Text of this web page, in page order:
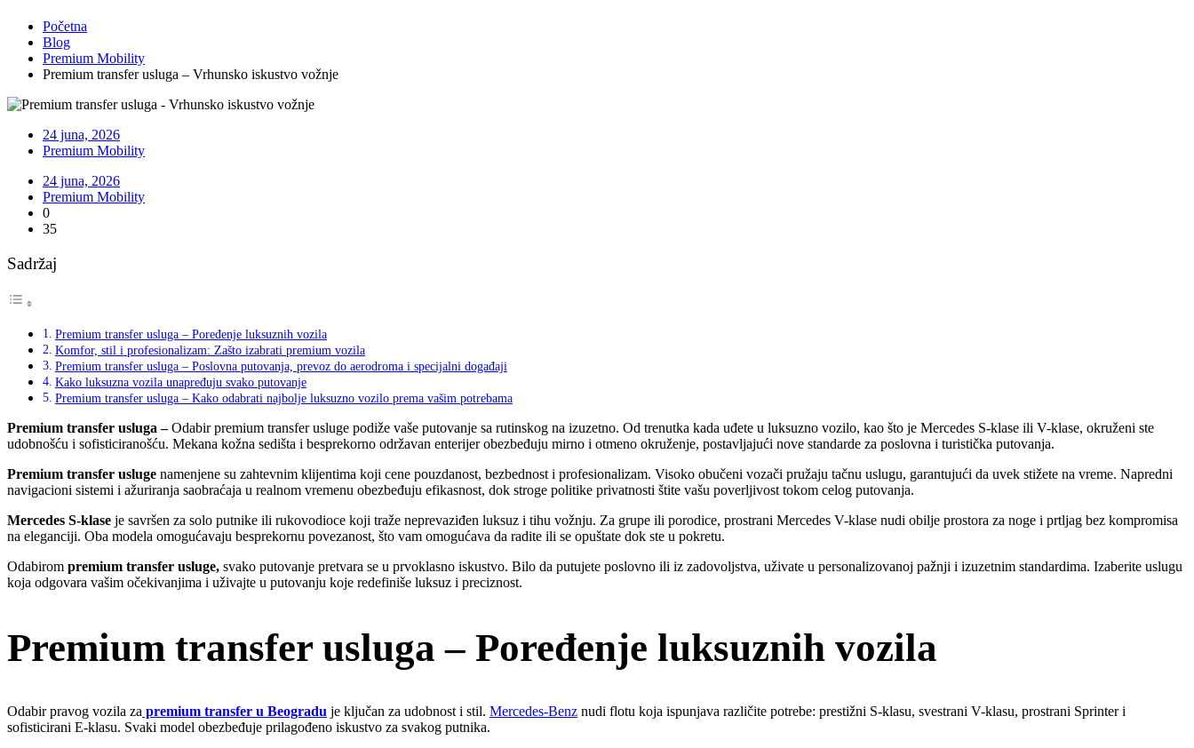
Početna
Blog
Premium Mobility
Premium transfer usluga – Vrhunsko iskustvo vožnje
24 juna, 2026
Premium Mobility
24 juna, 2026
Premium Mobility
0
35
Sadržaj
Premium transfer usluga – Poređenje luksuznih vozila
Komfor, stil i profesionalizam: Zašto izabrati premium vozila
Premium transfer usluga – Poslovna putovanja, prevoz do aerodroma i specijalni događaji
Kako luksuzna vozila unapređuju svako putovanje
Premium transfer usluga – Kako odabrati najbolje luksuzno vozilo prema vašim potrebama
Premium transfer usluga –Odabir premium transfer usluge podiže vaše putovanje sa rutinskog na izuzetno. Od trenutka kada uđete u luksuzno vozilo, kao što je Mercedes S-klase ili V-klase, okruženi ste
udobnošću i sofisticiranošću. Mekana kožna sedišta i besprekorno održavan enterijer obezbeđuju mirno i otmeno okruženje, postavljajući nove standarde za poslovna i turistička putovanja.
Premium transfer usluge namenjene su zahtevnim klijentima koji cene pouzdanost, bezbednost i profesionalizam. Visoko obučeni vozači pružaju tačnu uslugu, garantujući da uvek stižete na vreme. Napredni
navigacioni sistemi i ažuriranja saobraćaja u realnom vremenu obezbeđuju efikasnost, dok stroge politike privatnosti štite vašu poverljivost tokom celog putovanja.
Mercedes S-klase je savršen za solo putnike ili rukovodioce koji traže neprevaziđen luksuz i tihu vožnju. Za grupe ili porodice, prostrani Mercedes V-klase nudi obilje prostora za noge i prtljag bez kompromisa
na eleganciji. Oba modela omogućavaju besprekornu povezanost, što vam omogućava da radite ili se opuštate dok ste u pokretu.
Odabirom premium transfer usluge, svako putovanje pretvara se u prvoklasno iskustvo. Bilo da putujete poslovno ili iz zadovoljstva, uživate u personalizovanoj pažnji i izuzetnim standardima. Izaberite uslugu
koja odgovara vašim očekivanjima i uživajte u putovanju koje redefiniše luksuz i preciznost.
Premium transfer usluga – Poređenje luksuznih vozila
Odabir pravog vozila za premium transfer u Beogradu je ključan za udobnost i stil. Mercedes-Benz nudi flotu koja ispunjava različite potrebe: prestižni S-klasu, svestrani V-klasu, prostrani Sprinter i
sofisticirani E-klasu. Svaki model obezbeđuje prilagođeno iskustvo za svakog putnika.